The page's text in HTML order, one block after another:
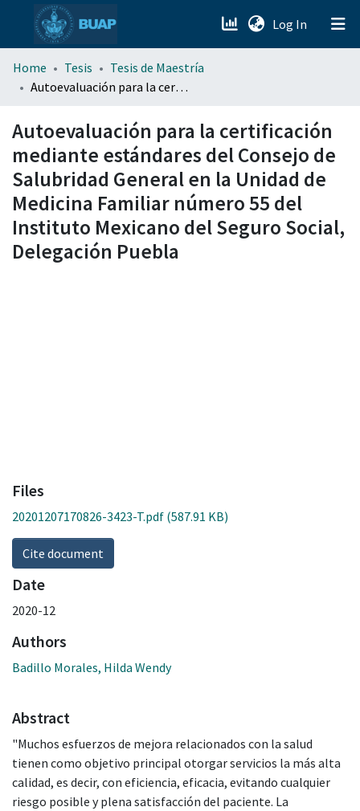
Log In (current)
menu.section.about_menu
Home Tesis
Tesis de Maestría
Autoevaluación para la certificación mediante estándares del Consejo de Salubridad General en la Unidad de Medicina Familiar número 55 del Instituto Mexicano del Seguro Social, Delegación Puebla
Autoevaluación para la certificación
mediante estándares del Consejo de
Salubridad General en la Unidad de
Medicina Familiar número 55 del
Instituto Mexicano del Seguro Social,
Delegación Puebla
Files
20201207170826-3423-T.pdf (587.91 KB)
Cite document
Date
2020-12
Authors
Badillo Morales, Hilda Wendy
Abstract
"Muchos esfuerzos de mejora relacionados con la salud
tienen como objetivo principal otorgar servicios la más alta
calidad, es decir, con eficiencia, eficacia, evitando cualquier
riesgo posible y plena satisfacción del paciente. La